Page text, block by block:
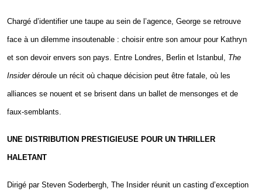
Chargé d’identifier une taupe au sein de l’agence, George se retrouve
face à un dilemme insoutenable : choisir entre son amour pour Kathryn
et son devoir envers son pays. Entre Londres, Berlin et Istanbul, The
Insiderdéroule un récit où chaque décision peut être fatale, où les
alliances se nouent et se brisent dans un ballet de mensonges et de
faux-semblants.
UNE DISTRIBUTION PRESTIGIEUSE POUR UN THRILLER
HALETANT
Dirigé par Steven Soderbergh, The Insider réunit un casting d’exception